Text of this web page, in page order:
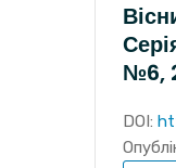
№6,
DOI: